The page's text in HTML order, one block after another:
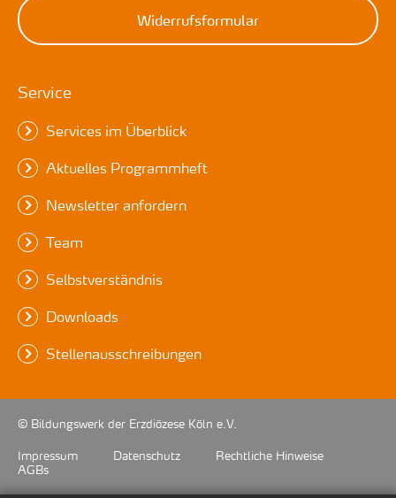
Widerrufsformular
Service
Services im Überblick
Aktuelles Programmheft
Newsletter anfordern
Team
Selbstverständnis
Downloads
Stellenausschreibungen
© Bildungswerk der Erzdiözese Köln e.V.
Impressum
Datenschutz
Rechtliche Hinweise
AGBs